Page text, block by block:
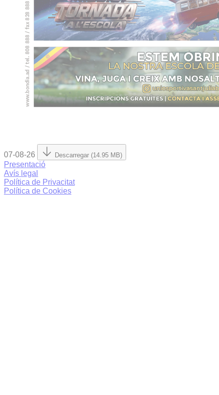
07-08-26 Descarregar (14.95 MB)
Presentació
Avís legal
Política de Privacitat
Política de Cookies